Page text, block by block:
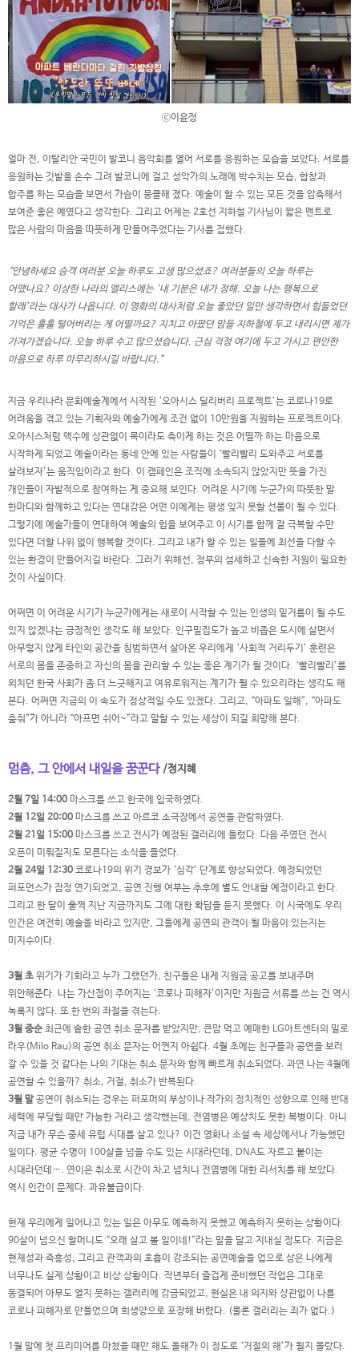
ⓒ이윤정
얼마 전, 이탈리안 국민이 발코니 음악회를 열어 서로를 응원하는 모습을 보았다. 서로를
응원하는 깃발을 손수 그려 발코니에 걸고 성악가의 노래에 박수치는 모습, 합창과
합주를 하는 모습을 보면서 가슴이 뭉클해 졌다. 예술이 할 수 있는 모든 것을 압축해서
보여준 좋은 예였다고 생각한다. 그리고 어제는 2호선 지하철 기사님이 짧은 멘트로
많은 사람의 마음을 따뜻하게 만들어주었다는 기사를 접했다.
“안녕하세요 승객 여러분 오늘 하루도 고생 많으셨죠? 여러분들의 오늘 하루는
어땠나요? 이상한 나라의 앨리스에는 '내 기분은 내가 정해. 오늘 나는 행복으로
할래’라는 대사가 나옵니다. 이 영화의 대사처럼 오늘 좋았던 일만 생각하면서 힘들었던
기억은 훌훌 털어버리는 게 어떨까요? 지치고 아팠던 맘들 지하철에 두고 내리시면 제가
가져가겠습니다. 오늘 하루 수고 많으셨습니다. 근심 걱정 여기에 두고 가시고 편안한
마음으로 하루 마무리하시길 바랍니다.”
지금 우리나라 문화예술계에서 시작된 ‘오아시스 딜리버리 프로젝트’는 코로나19로
어려움을 겪고 있는 기획자와 예술가에게 조건 없이 10만원을 지원하는 프로젝트이다.
오아시스처럼 액수에 상관없이 목이라도 축이게 하는 것은 어떨까 하는 마음으로
시작하게 되었고 예술이라는 동네 안에 있는 사람들이 ‘빨리빨리 도와주고 서로를
살려보자’는 움직임이라고 한다. 이 캠페인은 조직에 소속되지 않았지만 뜻을 가진
개인들이 자발적으로 참여하는 게 중요해 보인다. 어려운 시기에 누군가의 따뜻한 말
한마디와 함께하고 있다는 연대감은 어떤 이에게는 평생 잊지 못할 선물이 될 수 있다.
그렇기에 예술가들이 연대하여 예술의 힘을 보여주고 이 시기를 함께 잘 극복할 수만
있다면 더할 나위 없이 행복할 것이다. 그리고 내가 할 수 있는 일들에 최선을 다할 수
있는 환경이 만들어지길 바란다. 그러기 위해선, 정부의 섬세하고 신속한 지원이 필요한
것이 사실이다.
어쩌면 이 어려운 시기가 누군가에게는 새로이 시작할 수 있는 인생의 밑거름이 될 수도
있지 않겠냐는 긍정적인 생각도 해 보았다. 인구밀집도가 높고 비좁은 도시에 살면서
아무렇지 않게 타인의 공간을 침범하면서 살아온 우리에게 ‘사회적 거리두기’ 훈련은
서로의 몸을 존중하고 자신의 몸을 관리할 수 있는 좋은 계기가 될 것이다. ‘빨리빨리’를
외치던 한국 사회가 좀 더 느긋해지고 여유로워지는 계기가 될 수 있으리라는 생각도 해
본다. 어쩌면 지금의 이 속도가 정상적일 수도 있겠다. 그리고, “아파도 일해”, “아파도
춤춰”가 아니라 “아프면 쉬어~”라고 말할 수 있는 세상이 되길 희망해 본다.
멈춤, 그 안에서 내일을 꿈꾼다 /정지혜
2월 7일 14:00 마스크를 쓰고 한국에 입국하였다.
2월 12일 20:00 마스크를 쓰고 아르코 소극장에서 공연을 관람하였다.
2월 21일 15:00 마스크를 쓰고 전시가 예정된 갤러리에 들렀다. 다음 주였던 전시
오픈이 미뤄질지도 모른다는 소식을 들었다.
2월 24일 12:30 코로나19의 위기 경보가 ‘심각’ 단계로 향상되었다. 예정되었던
퍼포먼스가 잠정 연기되었고, 공연 진행 여부는 추후에 별도 안내할 예정이라고 한다.
그리고 한 달이 훌쩍 지난 지금까지도 그에 대한 확답을 듣지 못했다. 이 시국에도 우리
인간은 여전히 예술을 바라고 있지만, 그들에게 공연의 관객이 될 마음이 있는지는
미지수이다.
3월 초 위기가 기회라고 누가 그랬던가, 친구들은 내게 지원금 공고를 보내주며
위안해준다. 나는 가산점이 주어지는 ‘코로나 피해자’이지만 지원금 서류를 쓰는 건 역시
녹록지 않다. 또 한 번의 좌절을 겪는다.
3월 중순 최근에 숱한 공연 취소 문자를 받았지만, 큰맘 먹고 예매한 LG아트센터의 밀로
라우(Milo Rau)의 공연 취소 문자는 어쩐지 아쉽다. 4월 초에는 친구들과 공연을 보러
갈 수 있을 것 같다는 나의 기대는 취소 문자와 함께 빠르게 취소되었다. 과연 나는 4월에
공연할 수 있을까? 취소, 거절, 취소가 반복된다.
3월 말 공연이 취소되는 경우는 퍼포머의 부상이나 작가의 정치적인 성향으로 인해 반대
세력에 부딪힐 때만 가능한 거라고 생각했는데, 전염병은 예상치도 못한 복병이다. 아니
지금 내가 무슨 중세 유럽 시대를 살고 있나? 이건 영화나 소설 속 세상에서나 가능했던
일이다. 평균 수명이 100살을 넘을 수도 있는 시대라던데, DNA도 자르고 붙이는
시대라던데…. 연이은 취소로 시간이 차고 넘치니 전염병에 대한 리서치를 해 보았다.
역시 인간이 문제다. 과유불급이다.
현재 우리에게 일어나고 있는 일은 아무도 예측하지 못했고 예측하지 못하는 상황이다.
90살이 넘으신 할머니도 “오래 살고 볼 일이네!”라는 말을 달고 지내실 정도다. 지금은
현재성과 즉흥성, 그리고 관객과의 호흡이 강조되는 공연예술을 업으로 삼은 나에게
너무나도 실제 상황이고 비상 상황이다. 작년부터 즐겁게 준비했던 작업은 그대로
동결되어 아무도 열지 못하는 갤러리에 감금되었고, 현실은 내 의지와 상관없이 나를
코로나 피해자로 만들었으며 희생양으로 포장해 버렸다. (물론 갤러리는 죄가 없다.)
1월 말에 첫 프리미어를 마쳤을 때만 해도 올해가 이 정도로 ‘거절의 해’가 될지 몰랐다.